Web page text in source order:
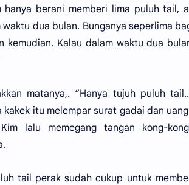
hanya berani memberi lima puluh tail,
dua bulan. Bunganya seperlima
kemudian. Kalau dalam waktu dua
matanya,. “Hanya tujuh puluh
kakek itu melempar surat gadai dan
lalu memegang tangan kong-
tail perak sudah cukup untuk